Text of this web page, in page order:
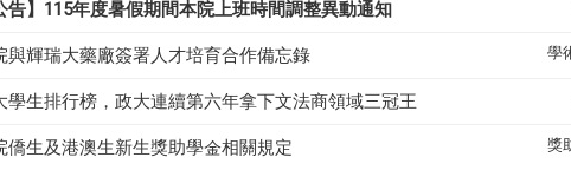
告】115年度暑假期間本院上班時間調整異動通知
與輝瑞大藥廠簽署人才培育合作備忘錄 學
學生排行榜，政大連續第六年拿下文法商領域三冠王
僑生及港澳生新生獎助學金相關規定 獎